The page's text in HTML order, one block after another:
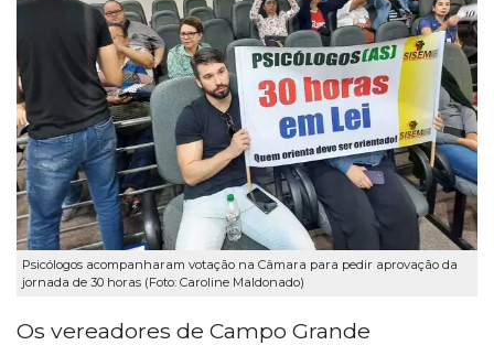
Psicólogos acompanharam votação na Câmara para pedir aprovação da
jornada de 30 horas (Foto: Caroline Maldonado)
Os vereadores de Campo Grande